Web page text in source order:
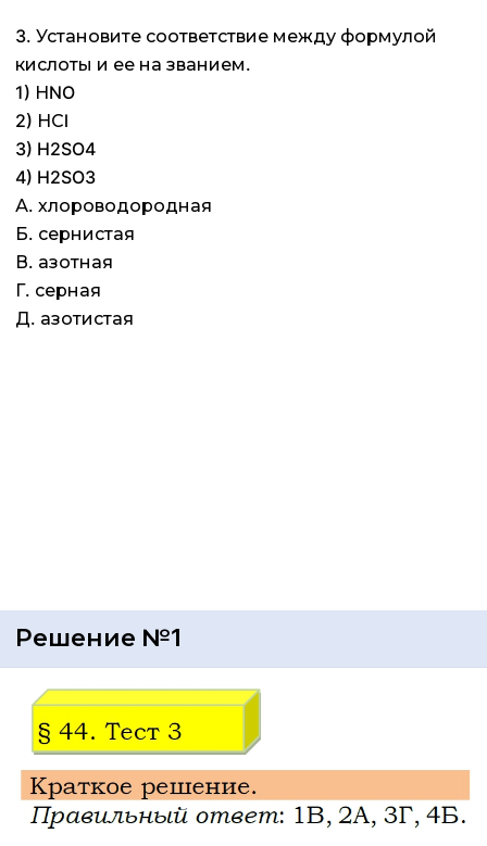
3. Установите соответствие между формулой
кислоты и ее на званием.
1) НNO
2) НСl
3) H2SO4
4) H2SO3
А. хлороводородная
Б. сернистая
В. азотная
Г. серная
Д. азотистая
Решение №1